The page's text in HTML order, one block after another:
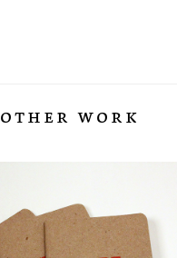
other work